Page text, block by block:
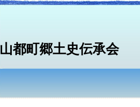
山都町郷土史伝承会